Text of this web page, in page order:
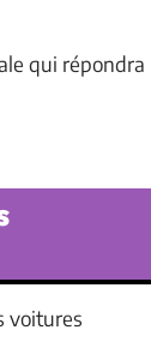
qui répondra
voitures